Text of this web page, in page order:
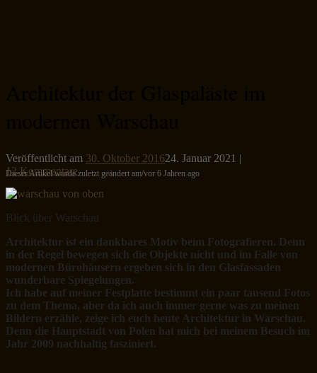
Veröffentlicht am 30. Oktober 201624. Januar 2021 |
12 Kommentare
Dieser Artikel wurde zuletzt geändert am/vor 6 Jahren ago
Blick über Warschau
Architektur ist ein dankbares Motiv beim Fotografieren. Denn
in der Regel bewegen sich die Objekte nicht und im Falle von
modernen Bürohäusern ergeben sich in den Glasfassaden
wunderbare Spiegelungen.
Ich habe auf meiner Festplatte bestimmt ein paar tausend Fotos
zu dem Thema, aber da ich auch immer gerne was zu meinen
Bildern erzähle, zeige ich euch heute Architektur in Warschau.
Denn die Hauptstadt von Polen hat mich bei meinem Besuch im
Jahr 2009 nachhaltig fasziniert.